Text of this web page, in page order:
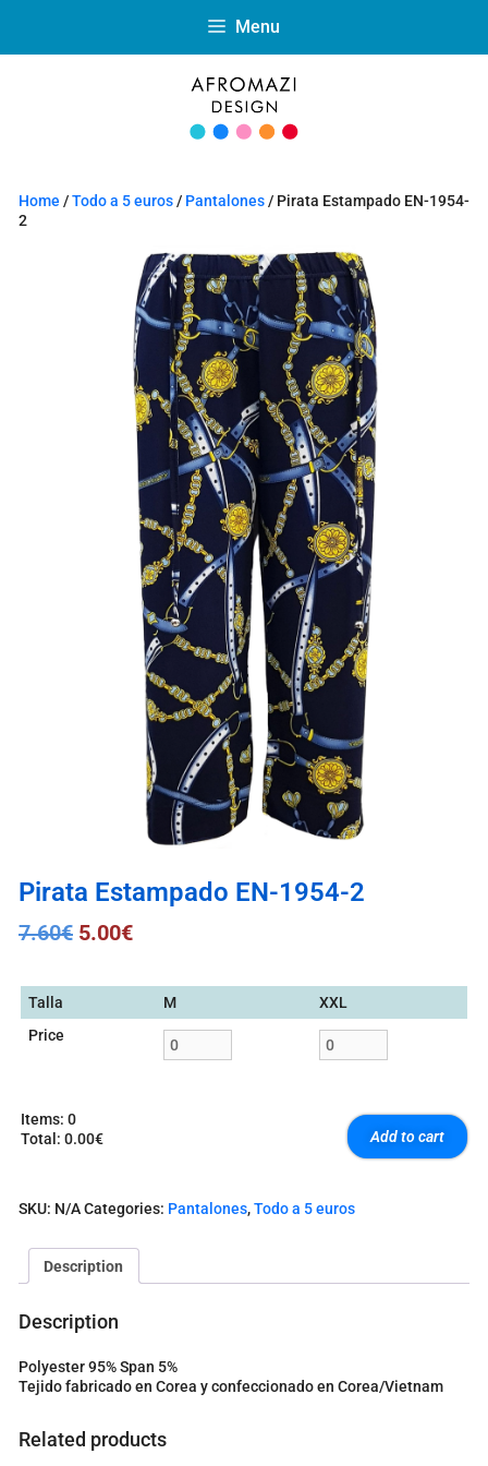
Menu
Home /Todo a 5 euros/ Pantalones/ Pirata Estampado EN-1954-
2
Pirata Estampado EN-1954-2
7.60€ 5.00€
Talla M
XXL
Price
Items: 0
Total : 0.00€
e
o
t
o
a
Add to cart
SKU: N/ACategories: Pantalones,Todo a 5 euros
Description
Description
Polyester 95% Span 5%
Tejido fabricado en Corea y confeccionado en Corea/Vietnam
Related products